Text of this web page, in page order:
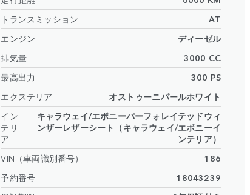
トランスミッション
AT
エンジン
ディーゼル
排気量
3000 CC
最高出力
300 PS
エクステリア
オストゥーニパールホワイト
イン
テリ
ア
キャラウェイ/エボニーパーフォレイテッドウィ
ンザーレザーシート（キャラウェイ/エボニーイ
ンテリア）
VIN（車両識別番号）
186
予約番号
18043239